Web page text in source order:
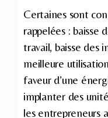
Certaines sont
rappelées : baisse
travail, baisse des
meilleure
faveur d’une
implanter des
les entrepreneurs